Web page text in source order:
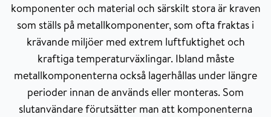
komponenter och material och särskilt stora är kraven
som ställs på metallkomponenter, som ofta fraktas i
krävande miljöer med extrem luftfuktighet och
kraftiga temperaturväxlingar. Ibland måste
metallkomponenterna också lagerhållas under längre
perioder innan de används eller monteras. Som
slutanvändare förutsätter man att komponenterna